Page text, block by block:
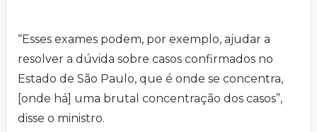
“Esses exames podem, por exemplo, ajudar a
resolver a dúvida sobre casos confirmados no
Estado de São Paulo, que é onde se concentra,
[onde há] uma brutal concentração dos casos”,
disse o ministro.